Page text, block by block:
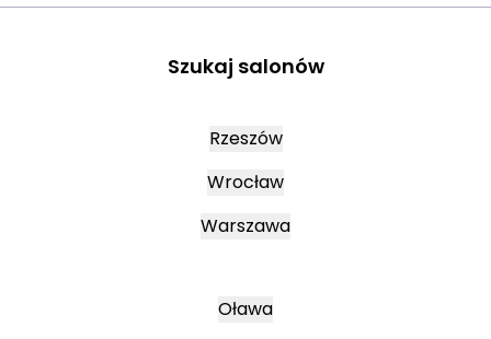
Szukaj salonów
Rzeszów
Wrocław
Warszawa
Oława